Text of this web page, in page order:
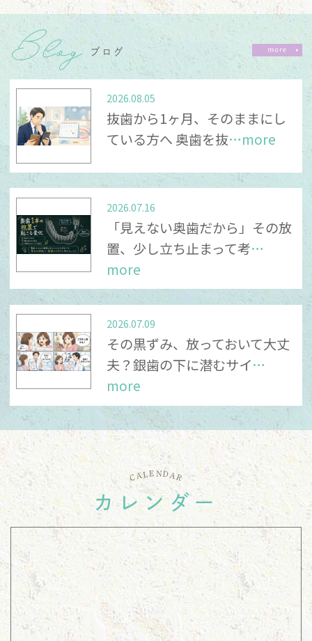
ご来院を予定されている皆さまにはご不便をお
かけいたしますが、ご理解とご協力のほどよろ
しくお願いいたします。
2026.06.03
6月休診のお知らせ
5日(金）、7日(日）、17 日(水）、24日(水）休
代わりに、4日(木）、18日(木）、25日(木）、
が診療となります。
ご迷惑をおかけいたしますが、宜しくお願い致
2026.01.24
2月休診のお知らせ
11日（祝）、22日（日）、23日（祝）は休診
代わりに、12日（木）、21日（土）、28日
（土）が診療となります。
ご迷惑をおかけいたしますが、宜しくお願い致
します。
2025.12.17
年末年始の休診のお知らせ
12/28~1/4まで休診となります。
ご迷惑をおかけいたしますが、宜しくお願いい
たします。
Blog ブログ
2026.08.05
抜歯から1ヶ月、そのままにし
ている方へ 奥歯を抜…more
2026.07.16
「見えない奥歯だから」その放
置、少し立ち止まって考…
more
2026.07.09
その黒ずみ、放っておいて大丈
夫？銀歯の下に潜むサイ…
more
CALE NDAR
カレンダー